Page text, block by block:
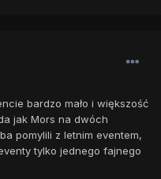
bardzo mało i większość
jak Mors na dwóch
pomylili z letnim eventem,
tylko jednego fajnego